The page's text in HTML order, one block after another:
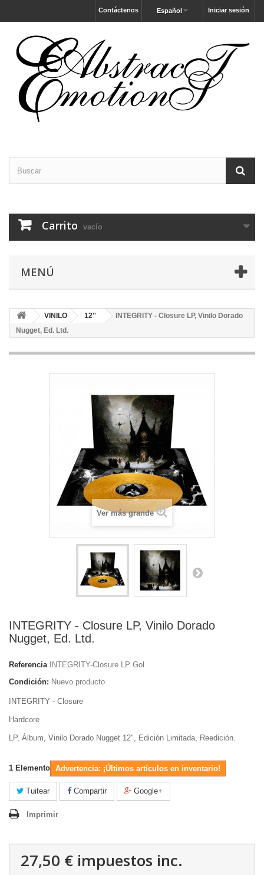
Iniciar sesión
Español
Contáctenos
Carrito vacío
MENÚ
VINILO 12''
INTEGRITY - Closure LP, Vinilo Dorado
Nugget, Ed. Ltd.
Ver más grande
INTEGRITY - Closure LP, Vinilo Dorado
Nugget, Ed. Ltd.
Referencia INTEGRITY-Closure LP Gol
Condición: Nuevo producto
INTEGRITY - Closure
Hardcore
LP, Álbum, Vinilo Dorado Nugget 12", Edición Limitada, Reedición.
1 Elemento Advertencia: ¡Últimos artículos en inventario!
Tuitear Compartir Google+
Imprimir
27,50 € impuestos inc.